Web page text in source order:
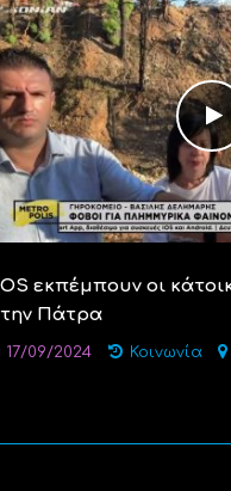
εκπέμπουν οι
Πάτρα
17/09/2024 Κοινωνία